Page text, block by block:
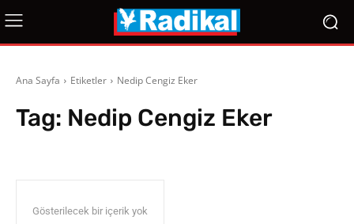
Ana Sayfa Etiketler Nedip Cengiz Eker
Tag: Nedip Cengiz Eker
Gösterilecek bir içerik yok